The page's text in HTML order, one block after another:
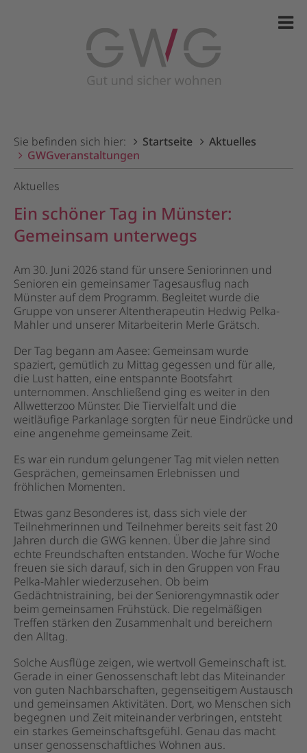
Sie befinden sich hier: Startseite
Aktuelles
GWGveranstaltungen
Aktuelles
Ein schöner Tag in Münster:
Gemeinsam unterwegs
Am 30. Juni 2026 stand für unsere Seniorinnen und
Senioren ein gemeinsamer Tagesausflug nach
Münster auf dem Programm. Begleitet wurde die
Gruppe von unserer Altentherapeutin Hedwig Pelka-
Mahler und unserer Mitarbeiterin Merle Grätsch.
Der Tag begann am Aasee: Gemeinsam wurde
spaziert, gemütlich zu Mittag gegessen und für alle,
die Lust hatten, eine entspannte Bootsfahrt
unternommen. Anschließend ging es weiter in den
Allwetterzoo Münster. Die Tiervielfalt und die
weitläufige Parkanlage sorgten für neue Eindrücke und
eine angenehme gemeinsame Zeit.
Es war ein rundum gelungener Tag mit vielen netten
Gesprächen, gemeinsamen Erlebnissen und
fröhlichen Momenten.
Etwas ganz Besonderes ist, dass sich viele der
Teilnehmerinnen und Teilnehmer bereits seit fast 20
Jahren durch die GWG kennen. Über die Jahre sind
echte Freundschaften entstanden. Woche für Woche
freuen sie sich darauf, sich in den Gruppen von Frau
Pelka-Mahler wiederzusehen. Ob beim
Gedächtnistraining, bei der Seniorengymnastik oder
beim gemeinsamen Frühstück. Die regelmäßigen
Treffen stärken den Zusammenhalt und bereichern
den Alltag.
Solche Ausflüge zeigen, wie wertvoll Gemeinschaft ist.
Gerade in einer Genossenschaft lebt das Miteinander
von guten Nachbarschaften, gegenseitigem Austausch
und gemeinsamen Aktivitäten. Dort, wo Menschen sich
begegnen und Zeit miteinander verbringen, entsteht
ein starkes Gemeinschaftsgefühl. Genau das macht
unser genossenschaftliches Wohnen aus.